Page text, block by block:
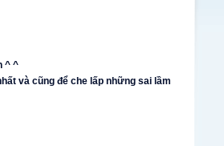
^ ^
và cũng để che lấp những sai lầm